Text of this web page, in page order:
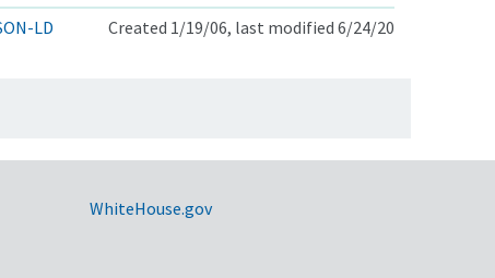
LD Created 1/19/06, last modified 6/24/20
WhiteHouse.gov